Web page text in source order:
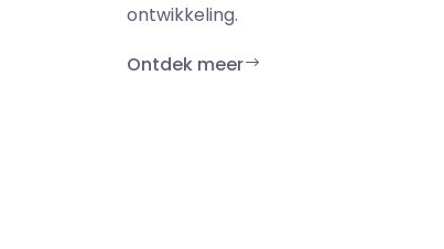
ontwikkeling.
Ontdek meer